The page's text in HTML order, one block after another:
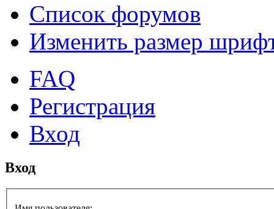
Список форумов
Изменить размер
FAQ
Регистрация
Вход
Вход